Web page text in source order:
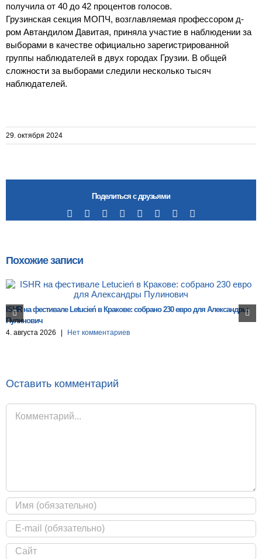
получила от 40 до 42 процентов голосов.
Грузинская секция МОПЧ, возглавляемая профессором д-
ром Автандилом Давитая, приняла участие в наблюдении за
выборами в качестве официально зарегистрированной
группы наблюдателей в двух городах Грузии. В общей
сложности за выборами следили несколько тысяч
наблюдателей.
29. октября 2024
Поделиться с друзьями
Facebook RedditLinkedIn
TumblrPinterest
Похожие записи
ISHR на фестивале Letucień в Кракове: собрано 230 евро для Александры
Пулинович
4. августа 2026 Нет комментариев
Оставить комментарий
Комментарий